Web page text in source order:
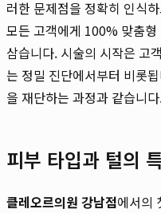
러한 문제점을 정확히 인식
모든 고객에게 100% 맞춤
삼습니다. 시술의 시작은 고
는 정밀 진단에서부터 비롯
을 재단하는 과정과 같습니
피부 타입과 털의
클레오르의원 강남점에서의